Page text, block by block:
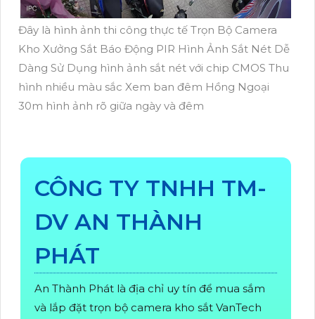
Đây là hình ảnh thi công thực tế Trọn Bộ Camera
Kho Xưởng Sắt Báo Động PIR Hình Ảnh Sắt Nét Dễ
Dàng Sử Dụng hình ảnh sắt nét với chip CMOS Thu
hình nhiều màu sắc Xem ban đêm Hồng Ngoại
30m hình ảnh rõ giữa ngày và đêm
CÔNG TY TNHH TM-
DV AN THÀNH
PHÁT
An Thành Phát là địa chỉ uy tín để mua sắm
và lắp đặt trọn bộ camera kho sắt VanTech